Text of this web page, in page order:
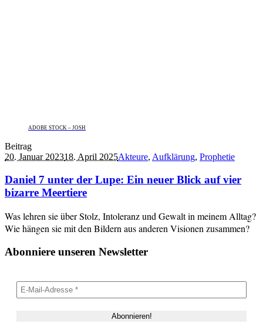
ADOBE STOCK – JOSH
Beitrag
20. Januar 202318. April 2025Akteure, Aufklärung, Prophetie
Daniel 7 unter der Lupe: Ein neuer Blick auf vier
bizarre Meertiere
Was lehren sie über Stolz, Intoleranz und Gewalt in meinem Alltag?
Wie hängen sie mit den Bildern aus anderen Visionen zusammen?
Abonniere unseren Newsletter